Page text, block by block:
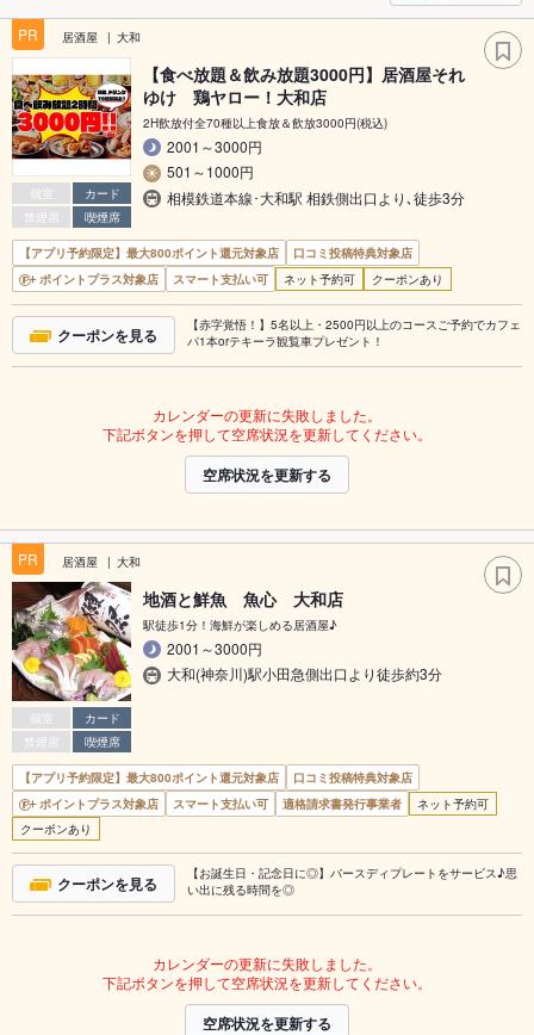
PR 居酒屋 大和
個室
カード
禁煙席
喫煙席
【食べ放題＆飲み放題3000円】居酒屋それ
ゆけ 鶏ヤロー！大和店
2H飲放付全70種以上食放＆飲放3000円(税込)
2001～3000円
501～1000円
相模鉄道本線･大和駅 相鉄側出口より､徒歩3分
【アプリ予約限定】最大800ポイント還元対象店
口コミ投稿特典対象店
ポイントプラス対象店
スマート支払い可 ネット予約可 クーポンあり
クーポンを見る
【赤字覚悟！】5名以上・2500円以上のコースご予約でカフェ
パ1本orテキーラ観覧車プレゼント！
カレンダーの更新に失敗しました。
下記ボタンを押して空席状況を更新してください。
空席状況を更新する
PR 居酒屋 大和
個室
カード
禁煙席
喫煙席
地酒と鮮魚 魚心 大和店
駅徒歩1分！海鮮が楽しめる居酒屋♪
2001～3000円
大和(神奈川)駅小田急側出口より徒歩約3分
【アプリ予約限定】最大800ポイント還元対象店
口コミ投稿特典対象店
ポイントプラス対象店
スマート支払い可 適格請求書発行事業者
ネット予約可
クーポンあり
クーポンを見る
【お誕生日・記念日に◎】バースディプレートをサービス♪思
い出に残る時間を◎
カレンダーの更新に失敗しました。
下記ボタンを押して空席状況を更新してください。
空席状況を更新する